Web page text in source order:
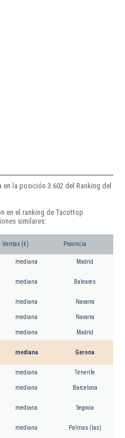
la posición 3.602 del Ranking del
en el ranking de Tacottop
similares:
Ventas (€) Provincia
mediana Madrid
mediana Baleares
mediana Navarra
mediana Navarra
mediana Madrid
mediana Gerona
mediana Tenerife
mediana Barcelona
mediana Segovia
mediana Palmas (las)